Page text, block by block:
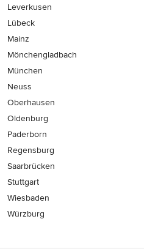
Leverkusen
Lübeck
Mainz
Mönchen­gladbach
München
Neuss
Oberhausen
Oldenburg
Paderborn
Regensburg
Saarbrücken
Stuttgart
Wiesbaden
Würzburg